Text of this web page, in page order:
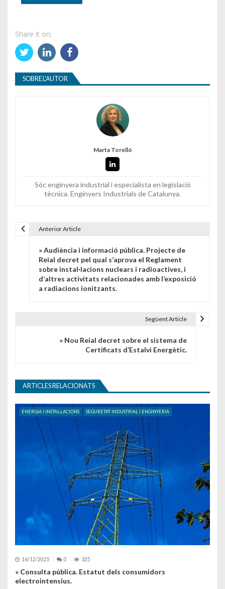
Share it on:
SOBRE L'AUTOR
Marta Torelló
Sóc enginyera industrial i especialista en legislació
tècnica. Enginyers Industrials de Catalunya.
Navegació d'entrades
Anterior Article
» Audiència i informació pública. Projecte de
Reial decret pel qual s’aprova el Reglament
sobre instal·lacions nuclears i radioactives, i
d’altres activitats relacionades amb l’exposició
a radiacions ionitzants.
Següent Article
» Nou Reial decret sobre el sistema de
Certificats d’Estalvi Energètic.
ARTICLES RELACIONATS
ENERGIA I INSTAL·LACIONS SEGURETAT INDUSTRIAL I ENGINYERIA
16/12/2025 0 325
» Consulta pública. Estatut dels consumidors
electrointensius.